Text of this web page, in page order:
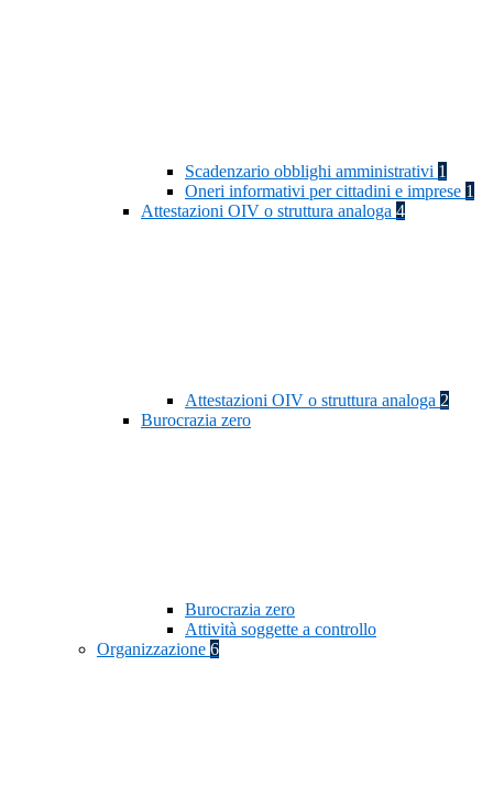
Scadenzario obblighi amministrativi 1
Oneri informativi per cittadini e imprese 1
Attestazioni OIV o struttura analoga 4
Attestazioni OIV o struttura analoga 2
Burocrazia zero
Burocrazia zero
Attività soggette a controllo
Organizzazione 6